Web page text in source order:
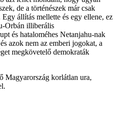
de a történészek már csak
állítás mellette és egy ellene, ez
Orbán illiberális
és hataloméhes Netanjahu-nak
azok nem az emberi jogokat, a
megkövetelő demokraták
Magyarország korlátlan ura,